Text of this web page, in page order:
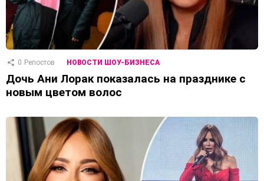
0 Репостов НОВОСТИ ШОУ-БИЗНЕСА
Дочь Ани Лорак показалась на празднике с
новым цветом волос